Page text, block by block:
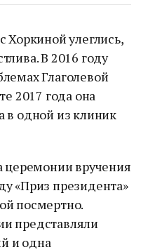
Хоркиной улеглись,
В 2016 году
Глаголевой
2017 года она
в одной из клиник
церемонии вручения
«Приз президента»
посмертно.
представляли
и одна